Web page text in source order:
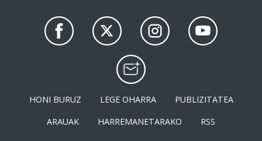
HONI BURUZ LEGE OHARRA
PUBLIZITATEA
ARAUAK
HARREMANETARAKO RSS